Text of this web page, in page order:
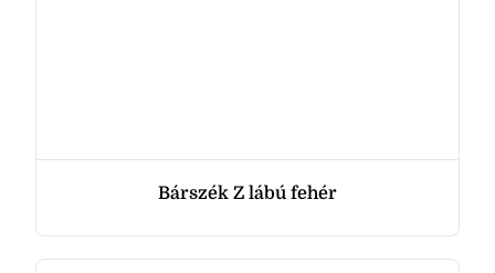
Bárszék Z lábú fehér